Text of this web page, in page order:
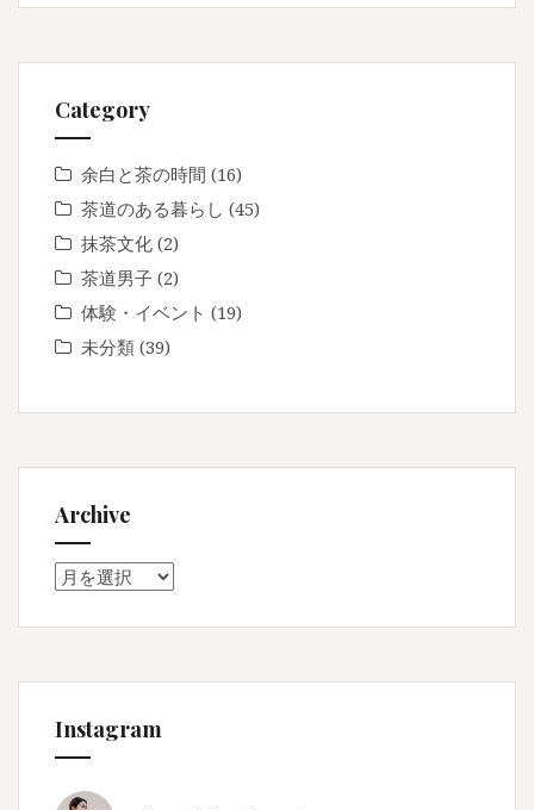
Category
余白と茶の時間 (16)
茶道のある暮らし (45)
抹茶文化 (2)
茶道男子 (2)
体験・イベント (19)
未分類 (39)
Archive
Archive
Instagram